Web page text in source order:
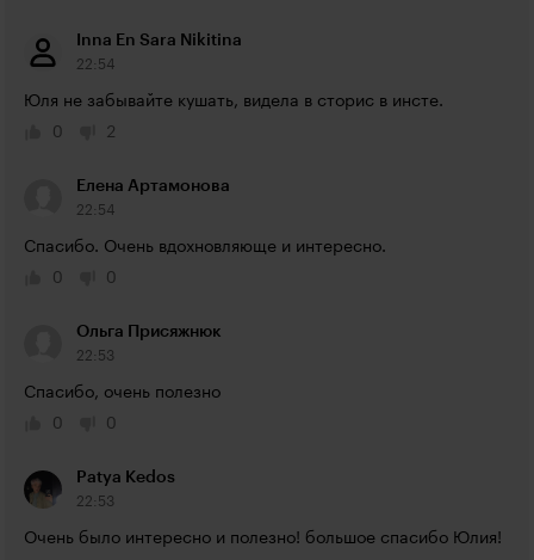
Inna En Sara Nikitina
22:54
Юля не забывайте кушать, видела в сторис в инсте.
0
2
Елена Артамонова
22:54
Спасибо. Очень вдохновляюще и интересно.
0
0
Ольга Присяжнюк
22:53
Спасибо, очень полезно
0
0
Patya Kedos
22:53
Очень было интересно и полезно! большое спасибо Юлия!